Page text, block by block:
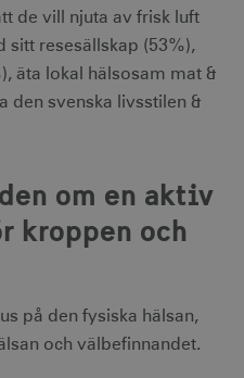
de vill njuta av frisk luft
sitt resesällskap (53%),
äta lokal hälsosam mat &
den svenska livsstilen &
om en aktiv
kroppen och
på den fysiska hälsan,
och välbefinnandet.